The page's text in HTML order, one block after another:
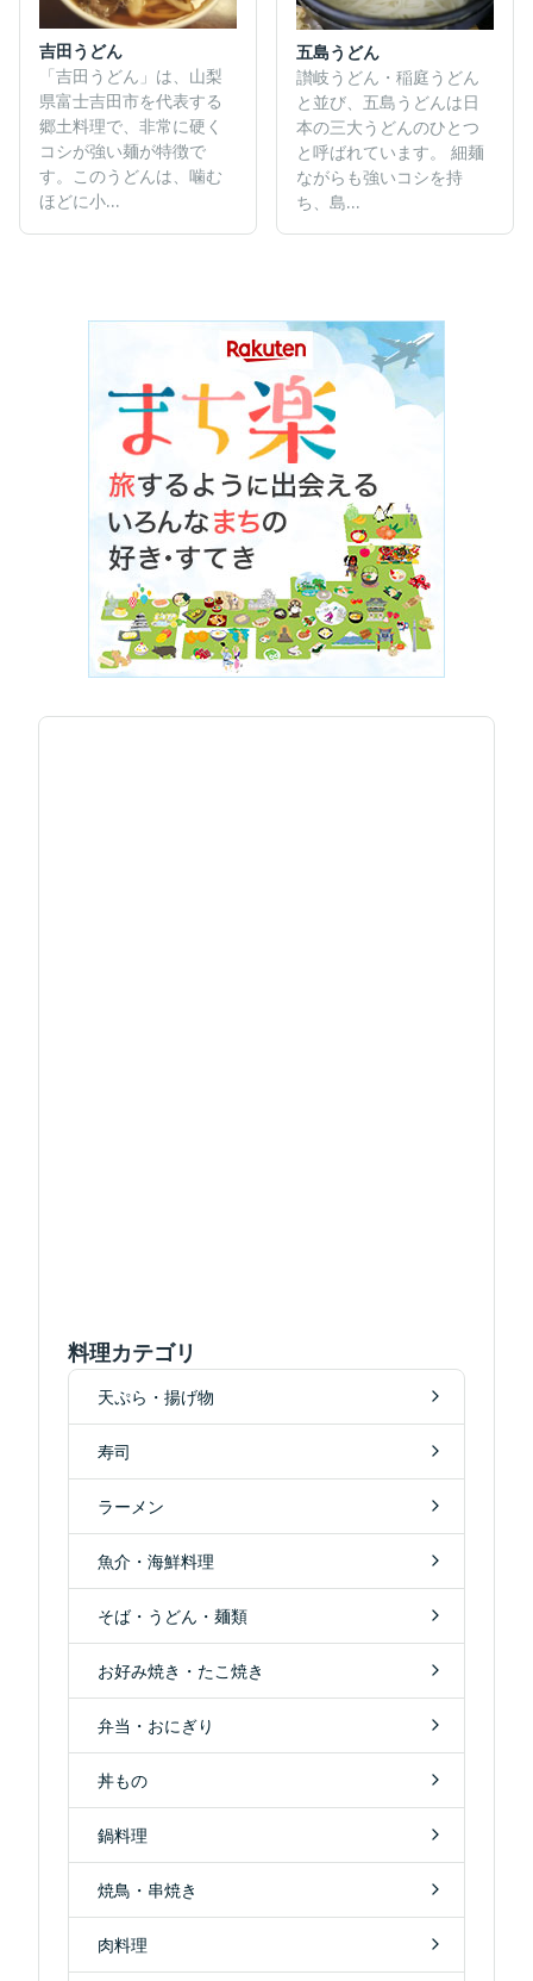
吉田うどん
「吉田うどん」は、山梨
県富士吉田市を代表する
郷土料理で、非常に硬く
コシが強い麺が特徴で
す。このうどんは、噛む
ほどに小...
五島うどん
讃岐うどん・稲庭うどん
と並び、五島うどんは日
本の三大うどんのひとつ
と呼ばれています。 細麺
ながらも強いコシを持
ち、島...
料理カテゴリ
天ぷら・揚げ物
寿司
ラーメン
魚介・海鮮料理
そば・うどん・麺類
お好み焼き・たこ焼き
弁当・おにぎり
丼もの
鍋料理
焼鳥・串焼き
肉料理